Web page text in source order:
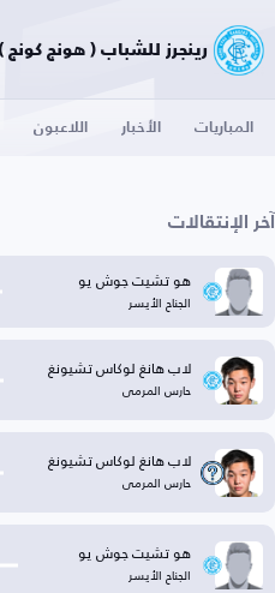
رينجرز للشباب ( هونج كونج )
المباريات الأخبار اللاعبون
آخر الإنتقالات
هو تشيت جوش يو
الجناح الأيسر
لاب هانغ لوكاس تشيونغ
حارس المرمى
لاب هانغ لوكاس تشيونغ
حارس المرمى
هو تشيت جوش يو
الجناح الأيسر